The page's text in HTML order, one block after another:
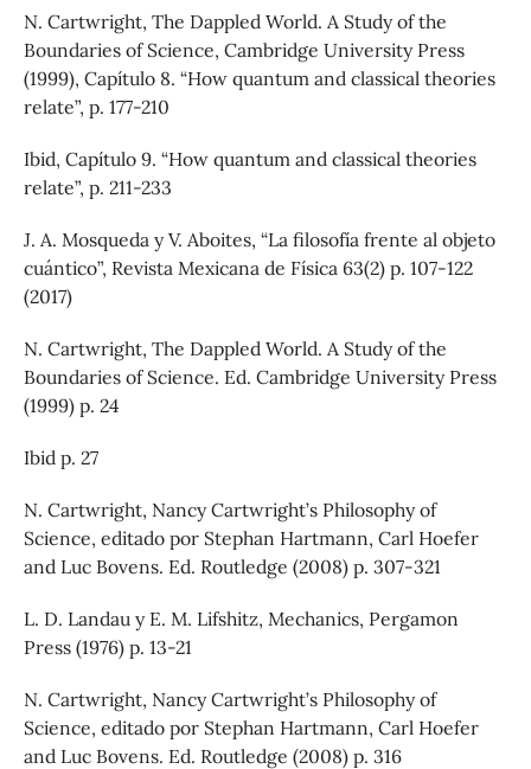
N. Cartwright, The Dappled World. A Study of the
Boundaries of Science, Cambridge University Press
(1999), Capítulo 8. “How quantum and classical theories
relate”, p. 177-210
Ibid, Capítulo 9. “How quantum and classical theories
relate”, p. 211-233
J. A. Mosqueda y V. Aboites, “La filosofía frente al objeto
cuántico”, Revista Mexicana de Física 63(2) p. 107-122
(2017)
N. Cartwright, The Dappled World. A Study of the
Boundaries of Science. Ed. Cambridge University Press
(1999) p. 24
Ibid p. 27
N. Cartwright, Nancy Cartwright’s Philosophy of
Science, editado por Stephan Hartmann, Carl Hoefer
and Luc Bovens. Ed. Routledge (2008) p. 307-321
L. D. Landau y E. M. Lifshitz, Mechanics, Pergamon
Press (1976) p. 13-21
N. Cartwright, Nancy Cartwright’s Philosophy of
Science, editado por Stephan Hartmann, Carl Hoefer
and Luc Bovens. Ed. Routledge (2008) p. 316